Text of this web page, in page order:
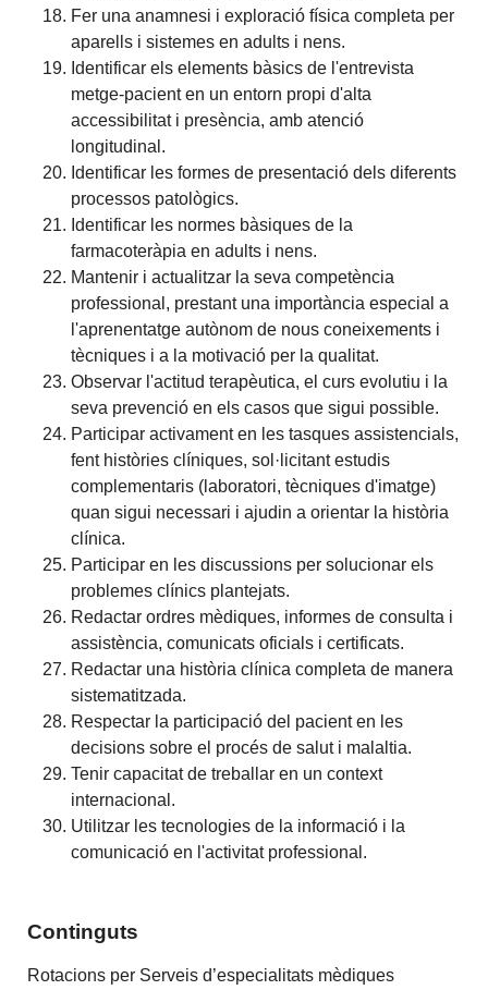
Fer una anamnesi i exploració física completa per
aparells i sistemes en adults i nens.
Identificar els elements bàsics de l'entrevista
metge-pacient en un entorn propi d'alta
accessibilitat i presència, amb atenció
longitudinal.
Identificar les formes de presentació dels diferents
processos patològics.
Identificar les normes bàsiques de la
farmacoteràpia en adults i nens.
Mantenir i actualitzar la seva competència
professional, prestant una importància especial a
l'aprenentatge autònom de nous coneixements i
tècniques i a la motivació per la qualitat.
Observar l'actitud terapèutica, el curs evolutiu i la
seva prevenció en els casos que sigui possible.
Participar activament en les tasques assistencials,
fent històries clíniques, sol·licitant estudis
complementaris (laboratori, tècniques d'imatge)
quan sigui necessari i ajudin a orientar la història
clínica.
Participar en les discussions per solucionar els
problemes clínics plantejats.
Redactar ordres mèdiques, informes de consulta i
assistència, comunicats oficials i certificats.
Redactar una història clínica completa de manera
sistematitzada.
Respectar la participació del pacient en les
decisions sobre el procés de salut i malaltia.
Tenir capacitat de treballar en un context
internacional.
Utilitzar les tecnologies de la informació i la
comunicació en l'activitat professional.
Continguts
Rotacions per Serveis d’especialitats mèdiques